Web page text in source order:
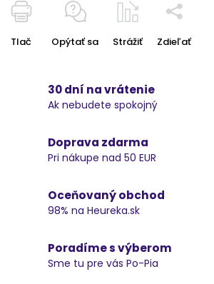
Tlač Opýtať sa Strážiť Zdieľať
30 dní na vrátenie
Ak nebudete spokojný
Doprava zdarma
Pri nákupe nad 50 EUR
Oceňovaný obchod
98% na Heureka.sk
Poradíme s výberom
Sme tu pre vás Po-Pia